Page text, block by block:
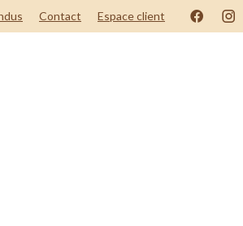
Contact Espace client